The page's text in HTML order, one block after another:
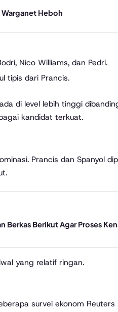
Heboh
Nico Williams, dan Pedri.
tipis dari Prancis.
di level lebih tinggi
kandidat terkuat.
Prancis dan Spanyol
Berkas Berikut Agar Proses
yang relatif ringan.
survei ekonom Reuters